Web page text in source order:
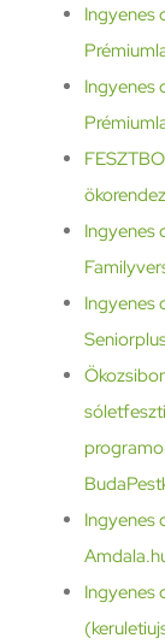
Ingyenes
Ingyenes
Ingyenes
Ingyenes
Ingyenes
Ingyenes